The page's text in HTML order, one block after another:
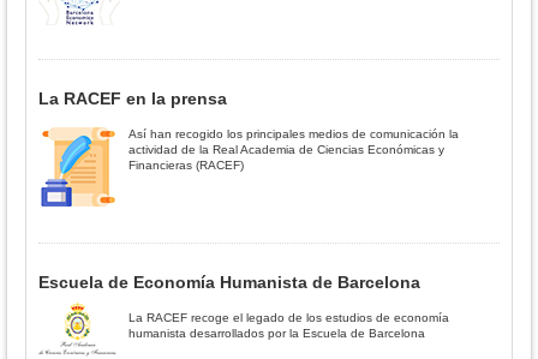
La RACEF en la prensa
Así han recogido los principales medios de comunicación la
actividad de la Real Academia de Ciencias Económicas y
Financieras (RACEF)
Escuela de Economía Humanista de Barcelona
La RACEF recoge el legado de los estudios de economía
humanista desarrollados por la Escuela de Barcelona